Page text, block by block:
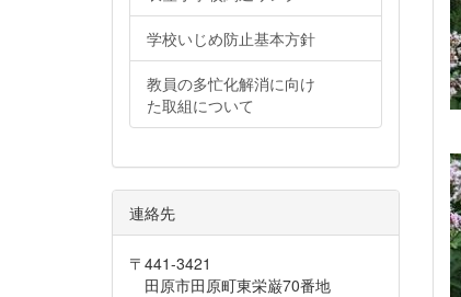
学校いじめ防止基本方針
教員の多忙化解消に向け
た取組について
連絡先
〒441-3421
田原市田原町東栄巌70番地